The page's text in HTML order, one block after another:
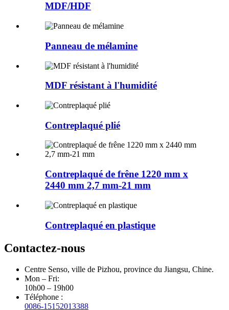
MDF/HDF
Panneau de mélamine
MDF résistant à l'humidité
Contreplaqué plié
Contreplaqué de frêne 1220 mm x
2440 mm 2,7 mm-21 mm
Contreplaqué en plastique
Contactez-nous
Centre Senso, ville de Pizhou, province du Jiangsu, Chine.
Mon – Fri:
10h00 – 19h00
Téléphone :
0086-15152013388